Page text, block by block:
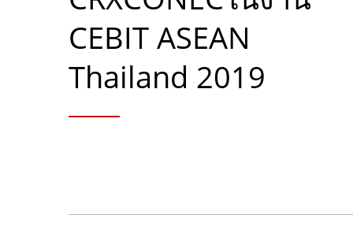
CEBIT ASEAN
Thailand 2019